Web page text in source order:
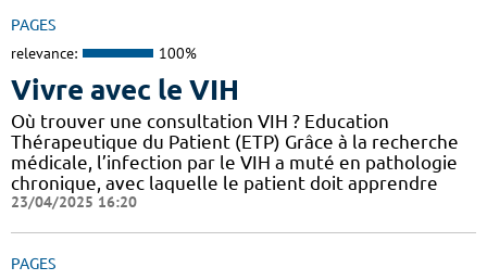
PAGES
relevance: 100%
Vivre avec le VIH
Où trouver une consultation VIH ? Education
Thérapeutique du Patient (ETP) Grâce à la recherche
médicale, l’infection par le VIH a muté en pathologie
chronique, avec laquelle le patient doit apprendre
23/04/2025 16:20
PAGES